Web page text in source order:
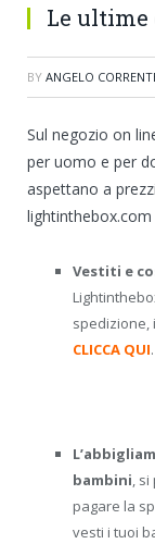
Le
BY ANGELO
Sul negozio on
per uomo e per
aspettano a
Vestiti e
spedizione,
CLICCA QUI.
bambini,
pagare la
vesti i tuoi